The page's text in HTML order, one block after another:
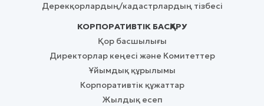
Дерекқорлардың/кадастрлардың тізбесі
КОРПОРАТИВТІК БАСҚАРУ
Қор басшылығы
Директорлар кеңесі және Комитеттер
Ұйымдық құрылымы
Корпоративтік құжаттар
Жылдық есеп